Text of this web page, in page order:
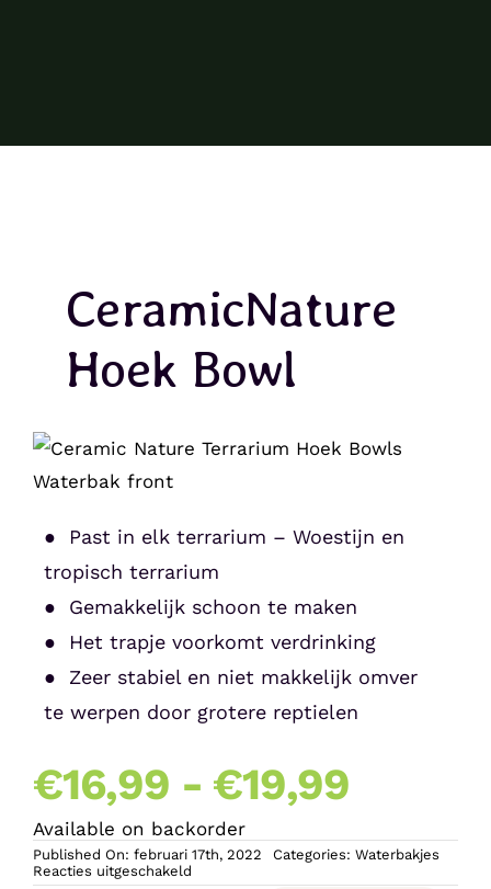
CeramicNature
Hoek Bowl
● Past in elk terrarium – Woestijn en
tropisch terrarium
● Gemakkelijk schoon te maken
● Het trapje voorkomt verdrinking
● Zeer stabiel en niet makkelijk omver
te werpen door grotere reptielen
€16,99 - €19,99
€16,99
Available on backorder
Published On: februari 17th, 2022 Categories: Waterbakjes
Reacties uitgeschakeldvoor